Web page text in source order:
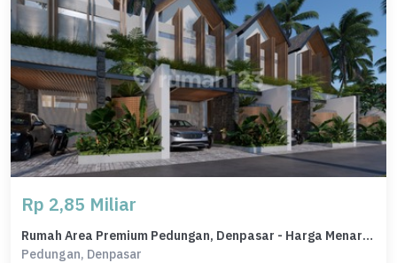
Rp 2,85 Miliar
Rumah Area Premium Pedungan, Denpasar - Harga Menarik 2,85 Miliar
Pedungan, Denpasar